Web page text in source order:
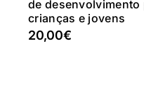
de desenvolvimento
crianças e jovens
20,00€